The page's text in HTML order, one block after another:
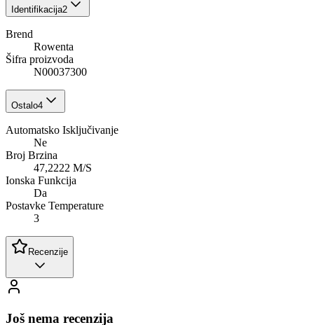
Identifikacija2
Brend
Rowenta
Šifra proizvoda
N00037300
Ostalo4
Automatsko Isključivanje
Ne
Broj Brzina
47,2222 M/S
Ionska Funkcija
Da
Postavke Temperature
3
Recenzije
Još nema recenzija